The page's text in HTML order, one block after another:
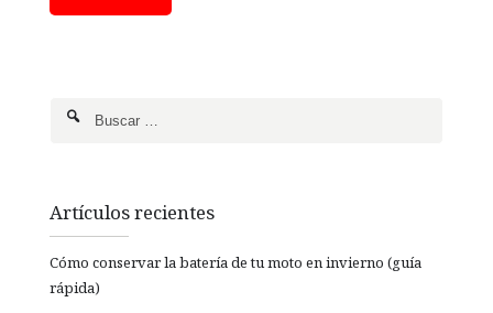
Artículos recientes
Cómo conservar la batería de tu moto en invierno (guía
rápida)